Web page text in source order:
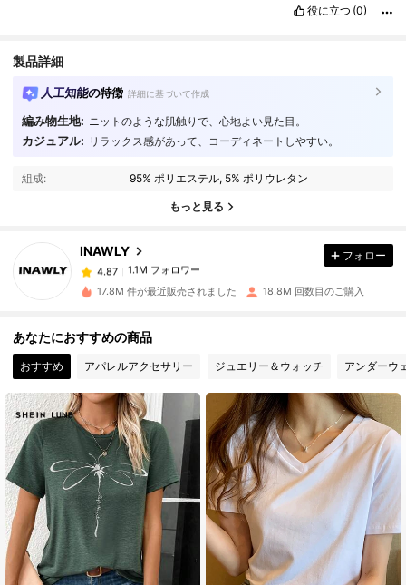
役に立つ (0)
製品詳細
人工知能の特徴 詳細に基づいて作成
編み物生地: ニットのような肌触りで、心地よい見た目。
カジュアル: リラックス感があって、コーディネートしやすい。
組成: 95% ポリエステル, 5% ポリウレタン
もっと見る
INAWLY
4.87 1.1M フォロワー
1.1M フォロワー
メ***イは1時間前に購入しました
1.1M フォロワー
4.87 1.1M フォロワー
4.87 1.1M フォロワー
1.1M フォロワー
フォロー
17.8M 件が最近販売されました 18.8M 回数目のご購入
あなたにおすすめの商品
おすすめ アパレルアクセサリー ジュエリー＆ウォッチ アンダーウ